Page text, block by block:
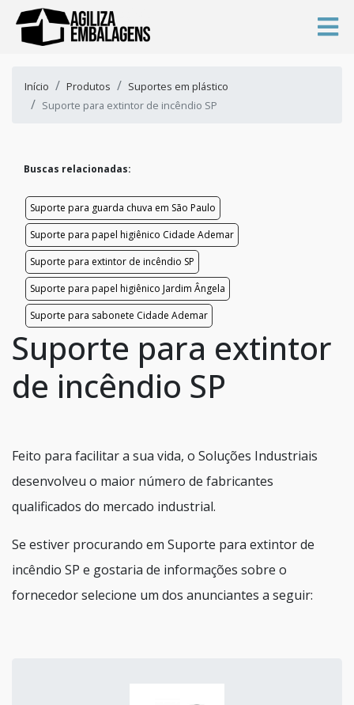
Início Produtos
Suportes em plástico
Suporte para extintor de incêndio SP
Buscas relacionadas:
Suporte para guarda chuva em São Paulo
Suporte para papel higiênico Cidade Ademar
Suporte para extintor de incêndio SP
Suporte para papel higiênico Jardim Ângela
Suporte para sabonete Cidade Ademar
Suporte para extintor
de incêndio SP
Feito para facilitar a sua vida, o Soluções Industriais
desenvolveu o maior número de fabricantes
qualificados do mercado industrial.
Se estiver procurando em Suporte para extintor de
incêndio SP e gostaria de informações sobre o
fornecedor selecione um dos anunciantes a seguir: